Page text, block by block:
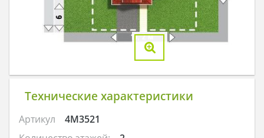
Технические характеристики
Артикул
4M3521